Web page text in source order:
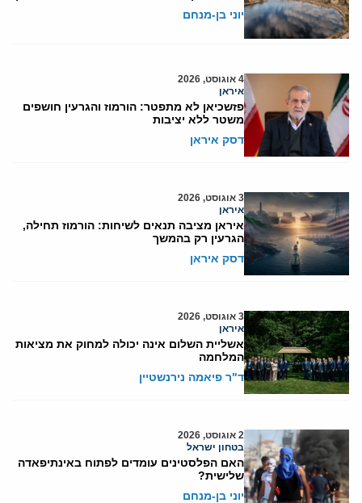
יוני בן-מנחם
4 אוגוסט, 2026
איראן
פזשכיאן לא מתפטר: הורמוז והגרעין חושפים
משטר ללא יציבות
דסק איראן
3 אוגוסט, 2026
איראן
איראן מציבה תנאים לשיחות: הורמוז תחילה,
הגרעין רק בהמשך
דסק איראן
3 אוגוסט, 2026
איראן
אשליית השלום אינה יכולה למחוק את מציאות
המלחמה
ד"ר פיאמה נירנשטיין
2 אוגוסט, 2026
בטחון ישראל
האם הפלסטינים עומדים לפתוח באינתיפאדה
שלישית?
יוני בן-מנחם